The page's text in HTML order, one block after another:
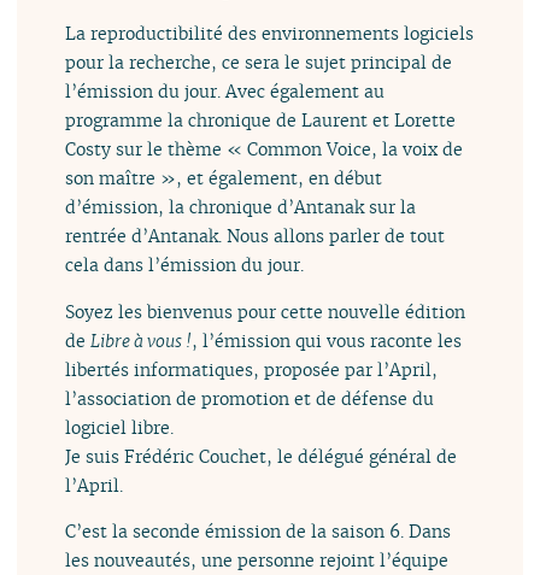
La reproductibilité des environnements logiciels
pour la recherche, ce sera le sujet principal de
l’émission du jour. Avec également au
programme la chronique de Laurent et Lorette
Costy sur le thème « Common Voice, la voix de
son maître », et également, en début
d’émission, la chronique d’Antanak sur la
rentrée d’Antanak. Nous allons parler de tout
cela dans l’émission du jour.
Soyez les bienvenus pour cette nouvelle édition
de Libre à vous !, l’émission qui vous raconte les
libertés informatiques, proposée par l’April,
l’association de promotion et de défense du
logiciel libre.
Je suis Frédéric Couchet, le délégué général de
l’April.
C’est la seconde émission de la saison 6. Dans
les nouveautés, une personne rejoint l’équipe